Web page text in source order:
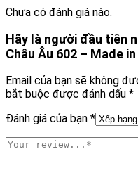
Chưa có đánh giá nào.
Hãy là người đầu tiên
Châu Âu 602 – Made
Email của bạn sẽ không
bắt buộc được đánh dấu *
Đánh giá của bạn *